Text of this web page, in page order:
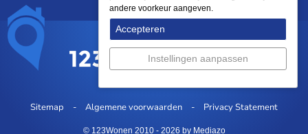
Sitemap Algemene voorwaarden Privacy Statement
© 123Wonen 2010 - 2026 by Mediazo
andere voorkeur aangeven.
Accepteren
Instellingen aanpassen